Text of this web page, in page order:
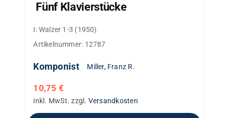
Fünf Klavierstücke
I: Walzer 1-3 (1950)
Artikelnummer: 12787
Komponist Miller, Franz R.
10,75 €
inkl. MwSt. zzgl. Versandkosten